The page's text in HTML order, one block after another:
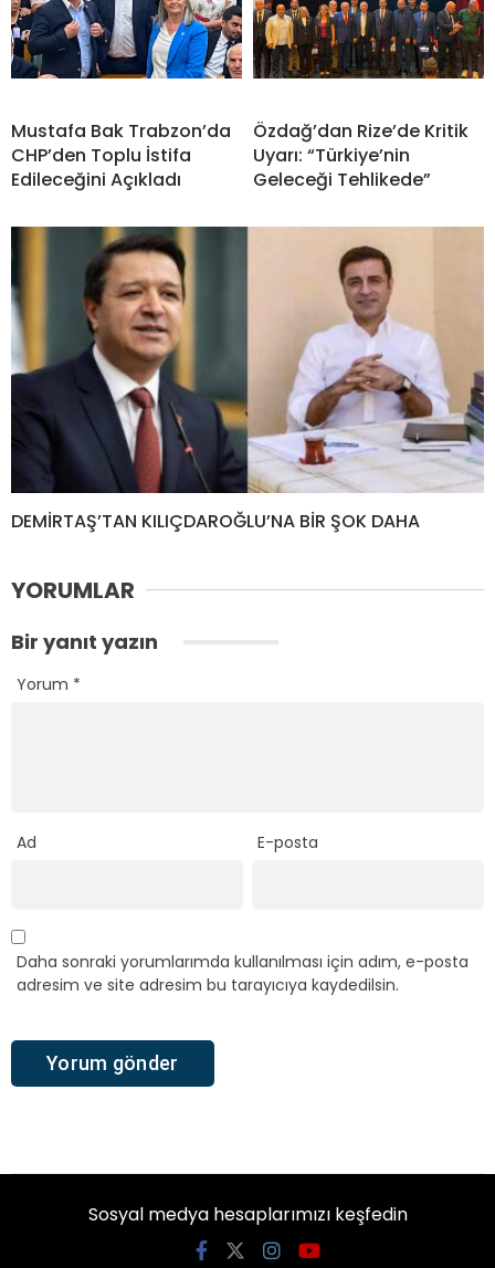
Mustafa Bak Trabzon’da
CHP’den Toplu İstifa
Edileceğini Açıkladı
Özdağ’dan Rize’de Kritik
Uyarı: “Türkiye’nin
Geleceği Tehlikede”
DEMİRTAŞ’TAN KILIÇDAROĞLU’NA BİR ŞOK DAHA
YORUMLAR
Bir yanıt yazın
Yorum *
Ad E-posta
Daha sonraki yorumlarımda kullanılması için adım, e-posta
adresim ve site adresim bu tarayıcıya kaydedilsin.
Sosyal medya hesaplarımızı keşfedin